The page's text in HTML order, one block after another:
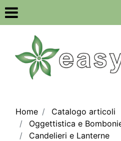
Open
Home
Catalogo articoli
Oggettistica e
Candelieri e Lanterne